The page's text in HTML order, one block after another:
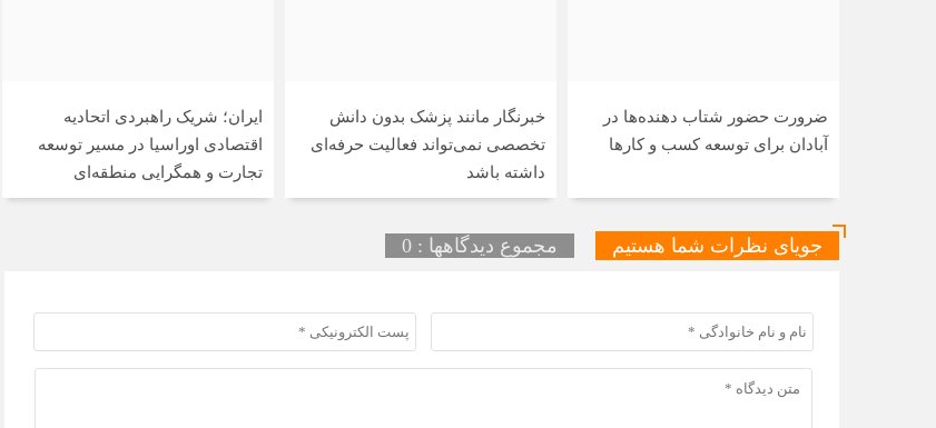
ضرورت حضور شتاب ‌دهنده‌ها در
آبادان برای توسعه کسب‌ و کارها
خبرنگار مانند پزشک بدون دانش
تخصصی نمی‌تواند فعالیت حرفه‌ای
داشته باشد
ایران؛ شریک راهبردی اتحادیه
اقتصادی اوراسیا در مسیر توسعه
تجارت و همگرایی منطقه‌ای
جویای نظرات شما هستیم مجموع دیدگاهها : 0